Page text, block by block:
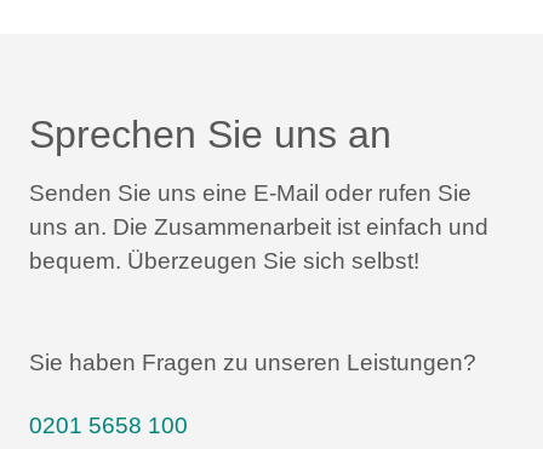
Sprechen Sie uns an
Senden Sie uns eine E-Mail oder rufen Sie
uns an. Die Zusammenarbeit ist einfach und
bequem. Überzeugen Sie sich selbst!
Sie haben Fragen zu unseren Leistungen?
0201 5658 100